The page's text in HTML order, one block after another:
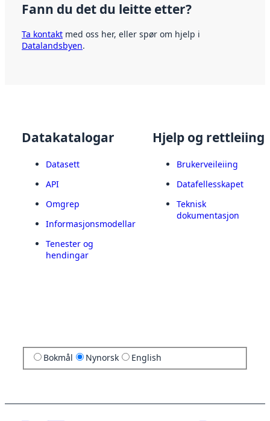
Fann du det du leitte etter?
Ta kontakt med oss her, eller spør om hjelp i
Datalandsbyen.
Datakatalogar
Datasett
API
Omgrep
Informasjonsmodellar
Tenester og
hendingar
Hjelp og rettleiing
Brukerveileiing
Datafellesskapet
Teknisk
dokumentasjon
Bokmål Nynorsk English